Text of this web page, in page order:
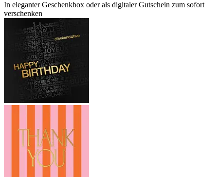
In eleganter Geschenkbox oder als digitaler Gutschein zum sofort
verschenken